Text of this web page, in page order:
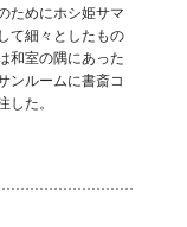
ためにホシ姫サマ
て細々としたもの
和室の隅にあった
ンルームに書斎コ
た。